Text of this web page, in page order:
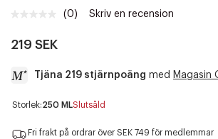
Inget
sida.
(0) Skriv en recension
219 SEK
Tjäna 219 stjärnpoäng med Magasin
a
c
Storlek:250 MLSlutsåld
Fri frakt på ordrar över SEK 749 för medlemmar